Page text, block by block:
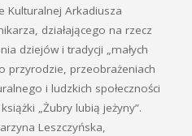
Kulturalnej Arkadiusza
działającego na rzecz
dziejów i tradycji „małych
przyrodzie, przeobrażeniach
i ludzkich społeczności
„Żubry lubią jeżyny”.
Leszczyńska,